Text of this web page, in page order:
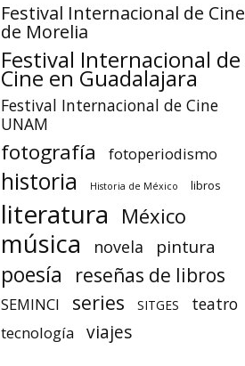
Festival Internacional de Cine
de Morelia
Festival Internacional de
Cine en Guadalajara
Festival Internacional de Cine
UNAM
fotografía fotoperiodismo
historia Historia de México libros
literatura México
música novela pintura
poesía reseñas de libros
SEMINCI series SITGES teatro
tecnología viajes